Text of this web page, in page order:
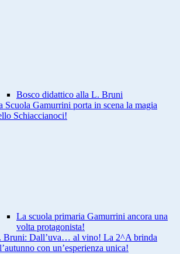
Bosco didattico alla L. Bruni
Scuola Gamurrini porta in scena la magia
Schiaccianoci!
La scuola primaria Gamurrini ancora una
volta protagonista!
Bruni: Dall’uva… al vino! La 2^A brinda
con un’esperienza unica!